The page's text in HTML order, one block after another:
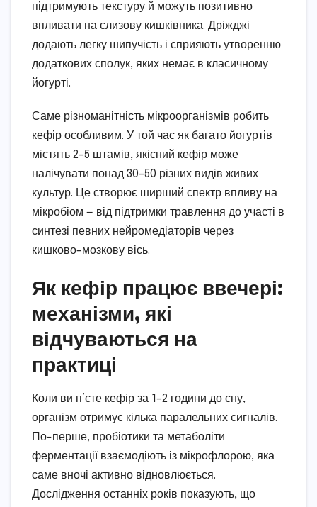
підтримують текстуру й можуть позитивно
впливати на слизову кишківника. Дріжджі
додають легку шипучість і сприяють утворенню
додаткових сполук, яких немає в класичному
йогурті.
Саме різноманітність мікроорганізмів робить
кефір особливим. У той час як багато йогуртів
містять 2–5 штамів, якісний кефір може
налічувати понад 30–50 різних видів живих
культур. Це створює ширший спектр впливу на
мікробіом — від підтримки травлення до участі в
синтезі певних нейромедіаторів через
кишково-мозкову вісь.
Як кефір працює ввечері:
механізми, які
відчуваються на
практиці
Коли ви п’єте кефір за 1–2 години до сну,
організм отримує кілька паралельних сигналів.
По-перше, пробіотики та метаболіти
ферментації взаємодіють із мікрофлорою, яка
саме вночі активно відновлюється.
Дослідження останніх років показують, що